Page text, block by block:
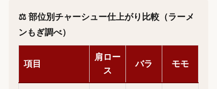
⚖️ 部位別チャーシュー仕上がり比較（ラーメ
ンもぎ調べ）
項目
肩ロー
ス
バラ モモ